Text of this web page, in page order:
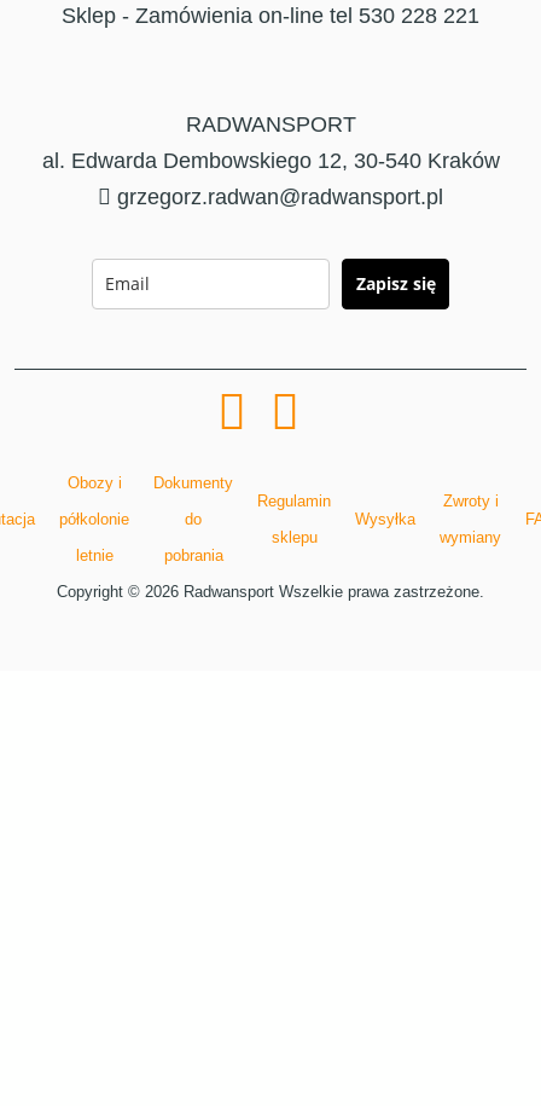
Sklep - Zamówienia on-line tel 530 228 221
RADWANSPORT
al. Edwarda Dembowskiego 12, 30-540 Kraków
grzegorz.radwan@radwansport.pl
Zapisz się
Obozy i
półkolonie
letnie
Dokumenty
do
pobrania
Regulamin
sklepu
Wysyłka
Zwroty i
wymiany
Copyright © 2026 Radwansport Wszelkie prawa zastrzeżone.